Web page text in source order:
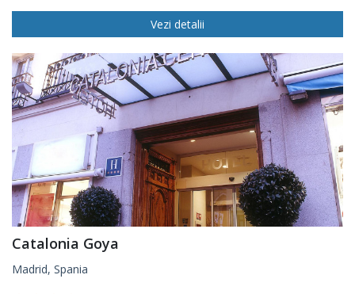
Vezi detalii
Catalonia Goya
Madrid, Spania